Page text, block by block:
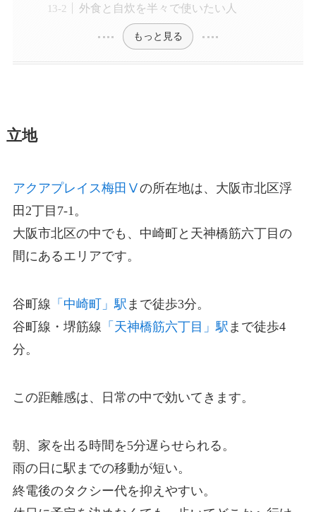
外食と自炊を半々で使いたい人
もっと見る
立地
アクアプレイス梅田Ⅴの所在地は、大阪市北区浮
田2丁目7-1。
大阪市北区の中でも、中崎町と天神橋筋六丁目の
間にあるエリアです。
谷町線 「中崎町」駅 まで徒歩3分。
谷町線・堺筋線 「天神橋筋六丁目」駅 まで徒歩4
分。
この距離感は、日常の中で効いてきます。
朝、家を出る時間を5分遅らせられる。
雨の日に駅までの移動が短い。
終電後のタクシー代を抑えやすい。